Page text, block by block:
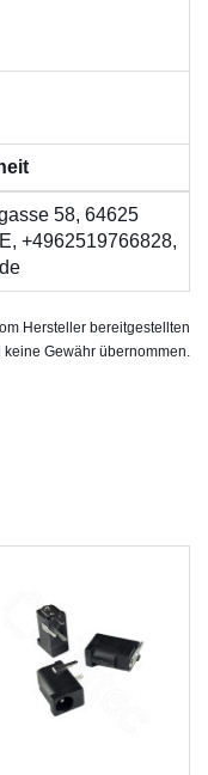
58, 64625
+4962519766828,
Hersteller bereitgestellten
Gewähr übernommen.